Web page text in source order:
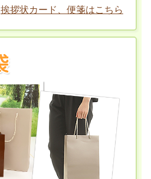
挨拶状カード、便箋はこちら